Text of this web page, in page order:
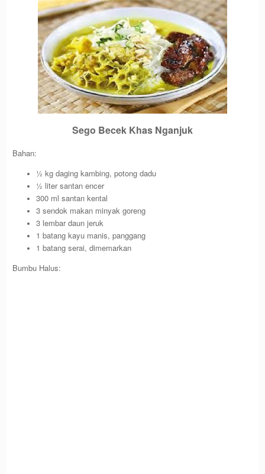
Sego Becek Khas Nganjuk
Bahan:
½ kg daging kambing, potong dadu
½ liter santan encer
300 ml santan kental
3 sendok makan minyak goreng
3 lembar daun jeruk
1 batang kayu manis, panggang
1 batang serai, dimemarkan
Bumbu Halus: